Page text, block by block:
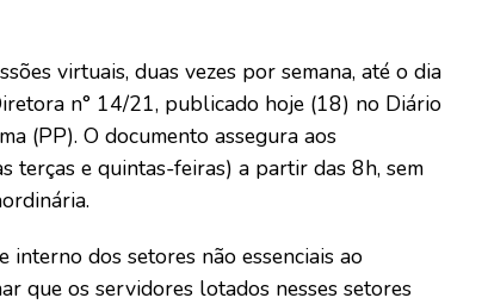
virtuais, duas vezes por semana, até o dia
n° 14/21, publicado hoje (18) no Diário
(PP). O documento assegura aos
terças e quintas-feiras) a partir das 8h, sem
interno dos setores não essenciais ao
que os servidores lotados nesses setores